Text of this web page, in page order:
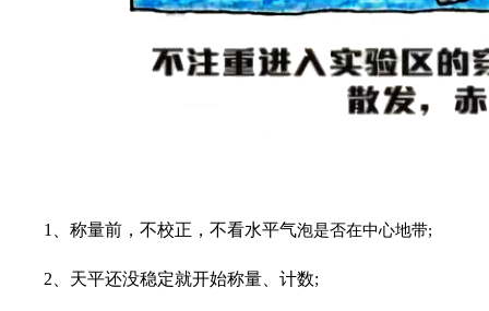
1、称量前，不校正，不看水平气泡是否在中心地带;
2、天平还没稳定就开始称量、计数;